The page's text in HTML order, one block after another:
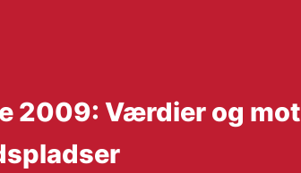
2009: Værdier og